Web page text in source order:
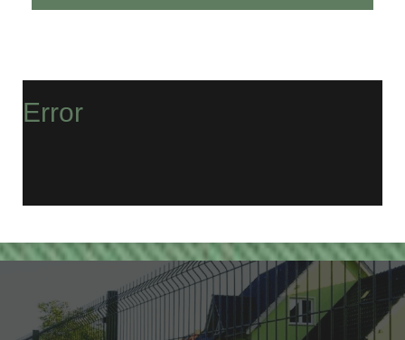
Error